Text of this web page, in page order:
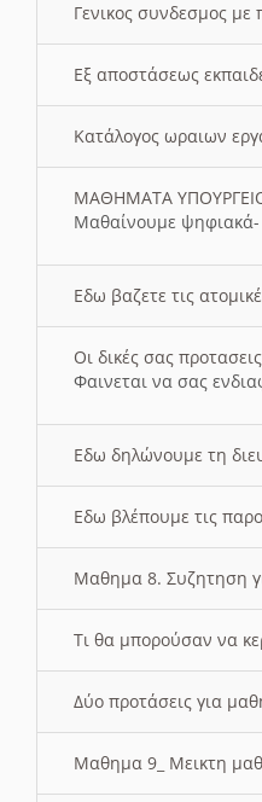
Γενικος συνδεσμος με
Εξ αποστάσεως
Κατάλογος ωραιων
ΜΑΘΗΜΑΤΑ
Μαθαίνουμε
Εδω βαζετε τις
Οι δικές σας
Φαινεται να σας
Εδω δηλώνουμε τη
Εδω βλέπουμε τις
Μαθημα 8. Συζητηση
Τι θα μπορούσαν να
Δύο προτάσεις για
Μαθημα 9_ Μεικτη